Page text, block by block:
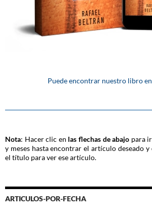
Puede encontrar nuestro libro
Nota: Hacer clic en las flechas de abajo para
y meses hasta encontrar el artículo deseado
el título para ver ese artículo.
ARTICULOS-POR-FECHA